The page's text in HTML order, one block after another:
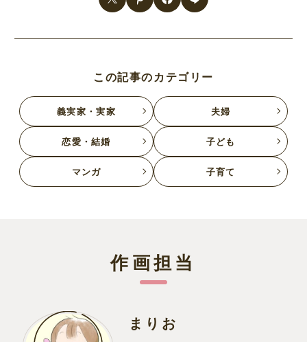
この記事のカテゴリー
義実家・実家 夫婦
恋愛・結婚 子ども
マンガ 子育て
作画担当
まりお